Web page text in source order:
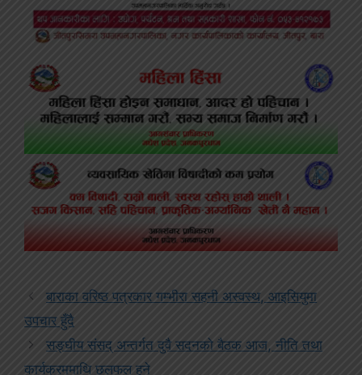
बाराका वरिष्ठ पत्रकार गम्भीरा सहनी अस्वस्थ, आइसियुमा
उपचार हुँदै
सङ्घीय संसद् अन्तर्गत दुवै सदनको बैठक आज, नीति तथा
कार्यक्रममाथि छलफल हुने